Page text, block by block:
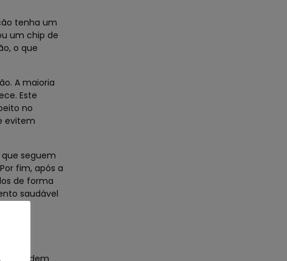
tenha um
um chip de
o que
A maioria
Este
no
evitem
seguem
fim, após a
de forma
saudável
podem